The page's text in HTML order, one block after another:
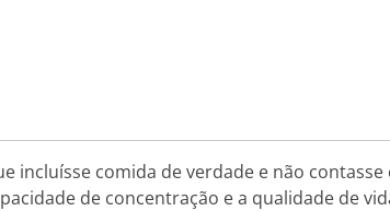
incluísse comida de verdade e não
de concentração e a qualidade de